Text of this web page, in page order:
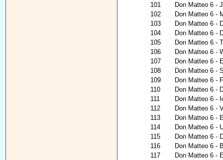
101
Don Matteo 6 -
102
Don Matteo 6 -
103
Don Matteo 6 -
104
Don Matteo 6 -
105
Don Matteo 6 -
106
Don Matteo 6 -
107
Don Matteo 6 -
108
Don Matteo 6 -
109
Don Matteo 6 -
110
Don Matteo 6 -
111
Don Matteo 6 -
112
Don Matteo 6 -
113
Don Matteo 6 -
114
Don Matteo 6 -
115
Don Matteo 6 -
116
Don Matteo 6 -
117
Don Matteo 6 -